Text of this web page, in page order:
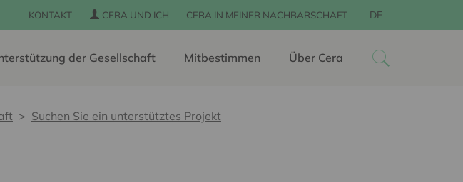
KONTAKT CERA UND ICH CERA IN MEINER NACHBARSCHAFT DE
der Gesellschaft Mitbestimmen Über Cera
Suchen Sie ein unterstütztes Projekt